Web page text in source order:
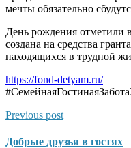
мечты обязательно
День рождения отметили
создана на средства
находящихся в трудной
https://fond-detyam.ru/
Previous post
Добрые друзья в гостях